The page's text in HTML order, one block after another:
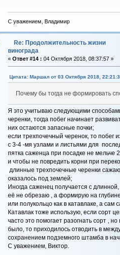
С уважением, Владимир
Re: Продолжительность жизни
винограда
« Ответ #14 : 04 Октября 2018, 08:37:57 »
Цитата: Маршал от 03 Октября 2018,
Почему бы тогда не формировать
Я это учитываю следующими
черенки, тогда побег начинает
них остаются запасные почки;
если трехпочечный черенок, то побег
с 3-4 -мя узлами и листьями для
пятка саженца при посадке не мельче
и чтобы не повредить корни при
длинные трехпочечные черенки
оказалось под землей;
Иногда саженец получается с
её не обрезаю , а формирую на
или полукольцо как в катавлаке, а
Катавлак тоже использую, если сорт
часто это помогает разогнать сорт ,
было, то приходилось отводить в
сохранением подземного штамба в
С уважением, Виктор.